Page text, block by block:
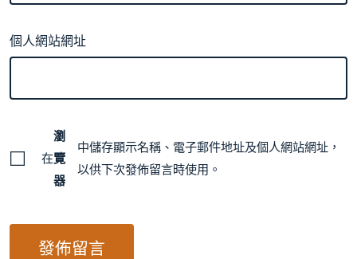
個人網站網址
在
瀏
覽
器
中儲存顯示名稱、電子郵件地址及個人網站網址，
以供下次發佈留言時使用。